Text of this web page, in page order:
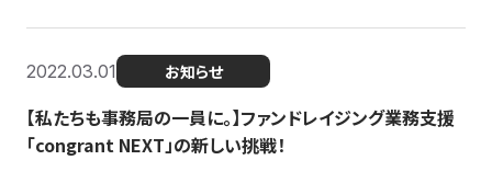
2022.03.01 お知らせ
【私たちも事務局の一員に。】ファンドレイジング業務支援
「congrant NEXT」の新しい挑戦！